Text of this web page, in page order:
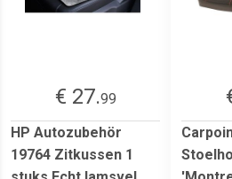
€ 27.99
HP Autozubehör
19764 Zitkussen 1